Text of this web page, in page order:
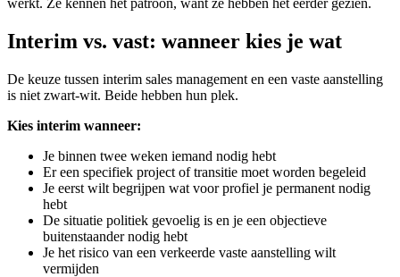
Interim vs. vast: wanneer kies je wat
De keuze tussen interim sales management en een vaste aanstelling
is niet zwart-wit. Beide hebben hun plek.
Kies interim wanneer:
Je binnen twee weken iemand nodig hebt
Er een specifiek project of transitie moet worden begeleid
Je eerst wilt begrijpen wat voor profiel je permanent nodig
hebt
De situatie politiek gevoelig is en je een objectieve
buitenstaander nodig hebt
Je het risico van een verkeerde vaste aanstelling wilt
vermijden